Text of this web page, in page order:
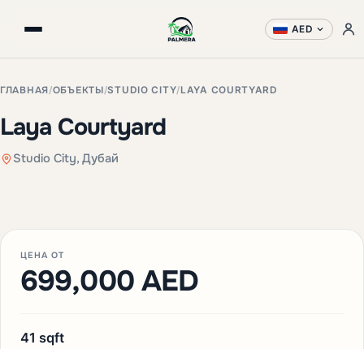
AED
ГЛАВНАЯ /ОБЪЕКТЫ/STUDIO CITY/LAYA COURTYARD
Laya Courtyard
Studio City, Дубай
ЦЕНА ОТ
699,000 AED
41 sqft